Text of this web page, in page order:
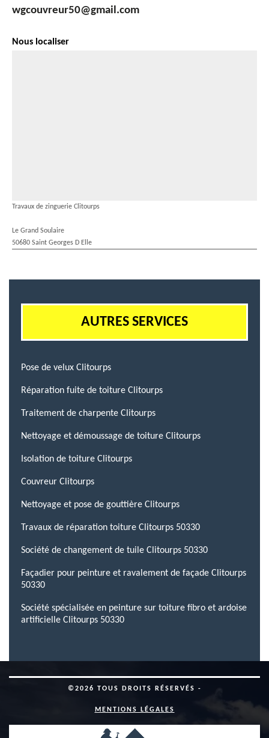
wgcouvreur50@gmail.com
Nous localiser
Travaux de zinguerie Clitourps
Le Grand Soulaire
50680 Saint Georges D Elle
AUTRES SERVICES
Pose de velux Clitourps
Réparation fuite de toiture Clitourps
Traitement de charpente Clitourps
Nettoyage et démoussage de toiture Clitourps
Isolation de toiture Clitourps
Couvreur Clitourps
Nettoyage et pose de gouttière Clitourps
Travaux de réparation toiture Clitourps 50330
Société de changement de tuile Clitourps 50330
Façadier pour peinture et ravalement de façade Clitourps
50330
Société spécialisée en peinture sur toiture fibro et ardoise
artificielle Clitourps 50330
©2026 TOUS DROITS RÉSERVÉS -
MENTIONS LÉGALES